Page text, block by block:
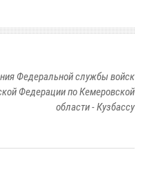
Федеральной службы войск
Федерации по Кемеровской
области - Кузбассу